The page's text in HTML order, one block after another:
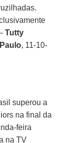
Tutty
, 11-10-
superou a
na final da
feira
na TV